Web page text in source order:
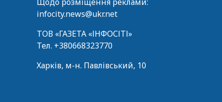
infocity.news@ukr.net
ТОВ «ГАЗЕТА «ІНФОСІТІ»
Тел. +380668323770
Харків, м-н. Павлівський, 10